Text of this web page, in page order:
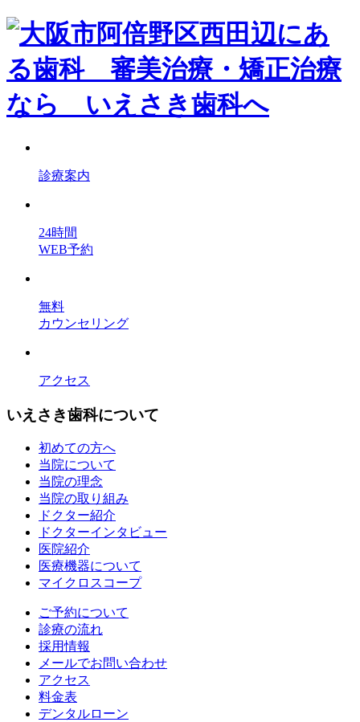
診療案内
24時間
WEB予約
無料
カウンセリング
アクセス
いえさき歯科について
初めての方へ
当院について
当院の理念
当院の取り組み
ドクター紹介
ドクターインタビュー
医院紹介
医療機器について
マイクロスコープ
ご予約について
診療の流れ
採用情報
メールでお問い合わせ
アクセス
料金表
デンタルローン